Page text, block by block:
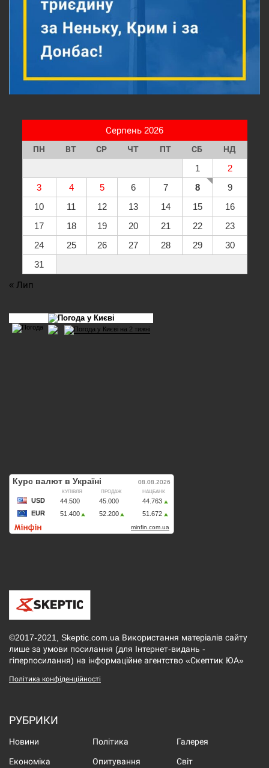
Серпень 2026
ПН ВТ СР ЧТ ПТ СБ НД
1
2
3
4 5 6 7 8
9
10
11 12 13 14 15
16
17
18 19 20 21 22
23
24
25 26 27 28 29
30
31
« Лип
©2017-2021, Skeptic.com.ua Використання матеріалів сайту
лише за умови посилання (для Інтернет-видань -
гіперпосилання) на інформаційне агентство «Скептик ЮА»
Політика конфіденційності
РУБРИКИ
Новини Політика Галерея
Економіка Опитування Світ